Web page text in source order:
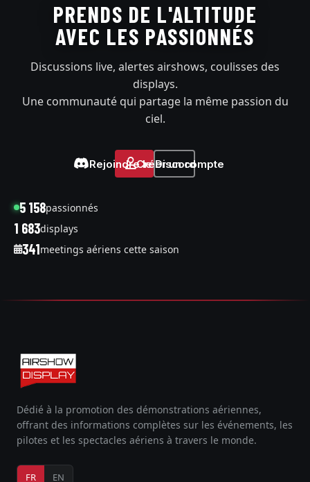
PRENDS DE L'ALTITUDE
AVEC LES PASSIONNÉS
Discussions live, alertes airshows, coulisses des
displays.
Une communauté qui partage la même passion du
ciel.
Rejoindre le Discord
Créer un compte
5 158passionnés
1 683displays
341meetings aériens cette saison
Dédié à la promotion des démonstrations aériennes,
offrant des informations complètes sur les événements, les
pilotes et les spectacles aériens à travers le monde.
FR EN